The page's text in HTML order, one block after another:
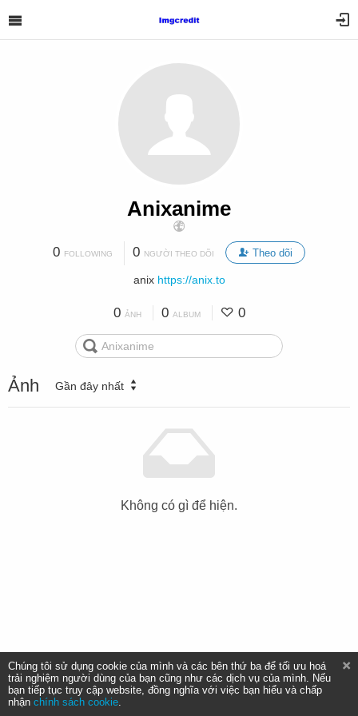
Anixanime
0 FOLLOWING 0 NGƯỜI THEO DÕI Theo dõi
anix https://anix.to
0 ẢNH 0 ALBUM 0
Ảnh Gần đây nhất
Không có gì để hiện.
Chúng tôi sử dụng cookie của mình và các bên thứ ba để tối ưu hoá
trải nghiệm người dùng của bạn cũng như các dịch vụ của mình. Nếu
bạn tiếp tục truy cập website, đồng nghĩa với việc bạn hiểu và chấp
nhận chính sách cookie.